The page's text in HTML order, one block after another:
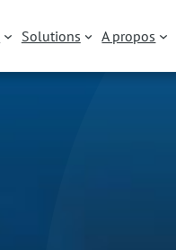
Solutions A propos